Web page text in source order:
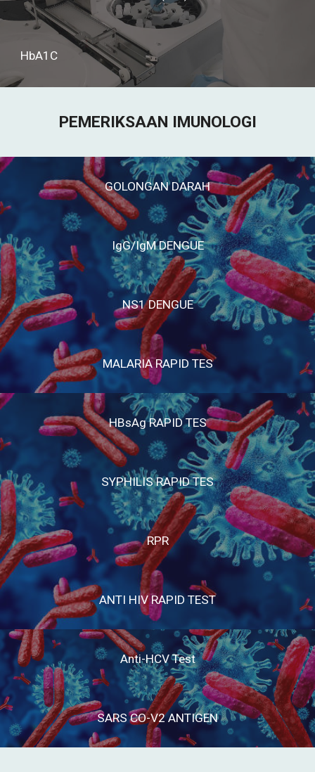
HbA1C
PEMERIKSAAN IMUNOLOGI
GOLONGAN DARAH
IgG/IgM DENGUE
NS1 DENGUE
MALARIA RAPID TES
HBsAg RAPID TES
SYPHILIS RAPID TES
RPR
ANTI HIV RAPID TEST
Anti-HCV Test
SARS CO-V2 ANTIGEN